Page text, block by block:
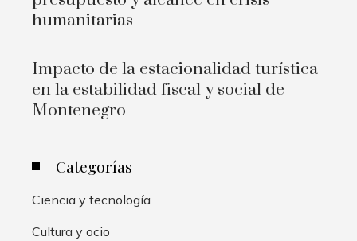
humanitarias
Impacto de la estacionalidad turística
en la estabilidad fiscal y social de
Montenegro
Categorías
Ciencia y tecnología
Cultura y ocio